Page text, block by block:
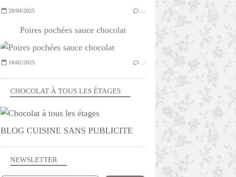
NEWSLETTER
CHOCOLAT À TOUS LES ÉTAGES
BLOG CUISINE SANS PUBLICITE
20/04/2025
Poires pochées sauce chocolat
16/02/2025